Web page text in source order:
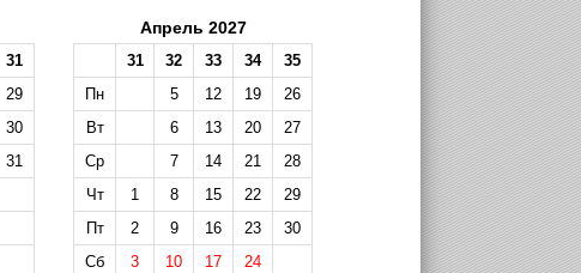
31
29
30
31
Апрель 2027
31 32 33 34
35
Пн
5 12 19
26
Вт
6 13 20
27
Ср
7 14 21
28
Чт
1 8 15 22
29
Пт
2 9 16 23
30
Сб
3 10 17
24